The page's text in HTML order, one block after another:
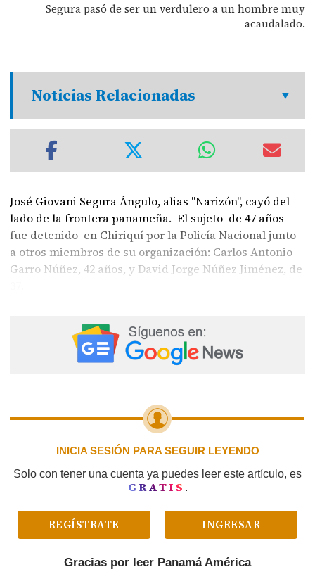
Segura pasó de ser un verdulero a un hombre muy
acaudalado.
Noticias Relacionadas
José Giovani Segura Ángulo, alias "Narizón", cayó del
lado de la frontera panameña. El sujeto de 47 años
fue detenido en Chiriquí por la Policía Nacional junto
a otros miembros de su organización: Carlos Antonio
Garro Núñez, 42 años, y David Jorge Núñez Jiménez, de
INICIA SESIÓN PARA SEGUIR LEYENDO
Solo con tener una cuenta ya puedes leer este artículo, es
GRATIS .
REGÍSTRATE INGRESAR
Gracias por leer Panamá América